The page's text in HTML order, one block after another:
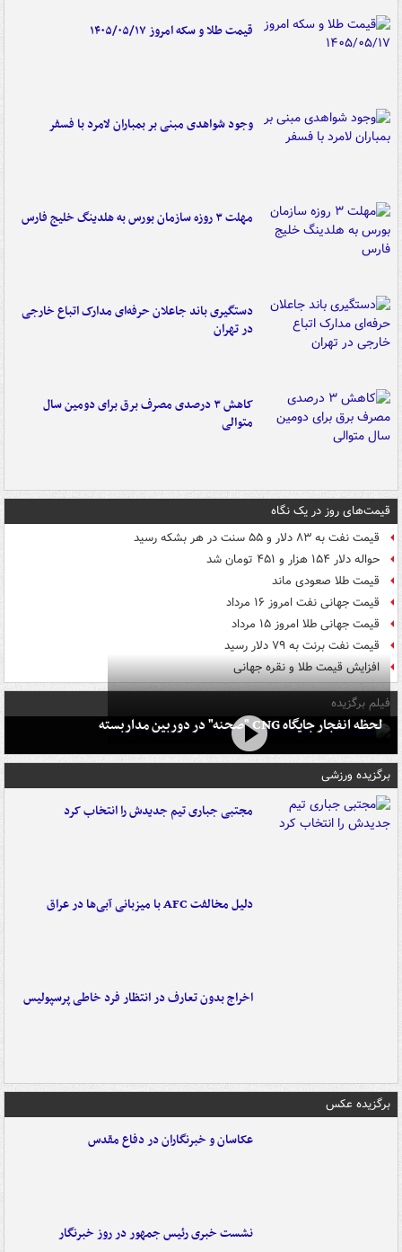
قیمت طلا و سکه امروز ۱۴۰۵/۰۵/۱۷
وجود شواهدی مبنی بر بمباران لامرد با فسفر
مهلت ۳ روزه سازمان بورس به هلدینگ خلیج فارس
دستگیری باند جاعلان حرفه‌ای مدارک اتباع خارجی
در تهران
کاهش ۳ درصدی مصرف برق برای دومین سال
متوالی
قیمت‌های روز در یک نگاه
قیمت نفت به ۸۳ دلار و ۵۵ سنت در هر بشکه رسید
حواله دلار ۱۵۴ هزار و ۴۵۱ تومان شد
قیمت طلا صعودی ماند
قیمت جهانی نفت امروز ۱۶ مرداد
قیمت جهانی طلا امروز ۱۵ مرداد
قیمت نفت برنت به ۷۹ دلار رسید
افزایش قیمت طلا و نقره جهانی
فیلم برگزیده
لحظه انفجار جایگاه CNG "صحنه" در دوربین مداربسته
برگزیده ورزشی
مجتبی جباری تیم جدیدش را انتخاب کرد
دلیل مخالفت AFC با میزبانی آبی‌ها در عراق
اخراج بدون تعارف در انتظار فرد خاطی پرسپولیس
برگزیده عکس
عکاسان و خبرنگاران در دفاع مقدس
نشست خبری رئیس جمهور در روز خبرنگار